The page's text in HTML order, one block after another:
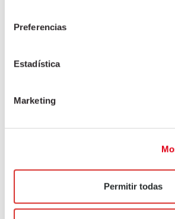
Preferencias
Estadística
Marketing
Permitir todas